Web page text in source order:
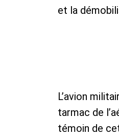
et la
L’avion
tarmac de
témoin de